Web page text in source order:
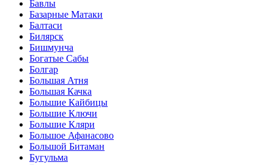
Бавлы
Базарные Матаки
Балтаси
Билярск
Бишмунча
Богатые Сабы
Болгар
Большая Атня
Большая Качка
Большие Кайбицы
Большие Ключи
Большие Кляри
Большое Афанасово
Большой Битаман
Бугульма